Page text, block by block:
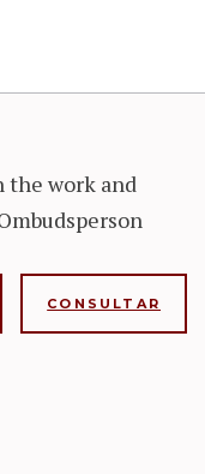
the work and
CONSULTAR